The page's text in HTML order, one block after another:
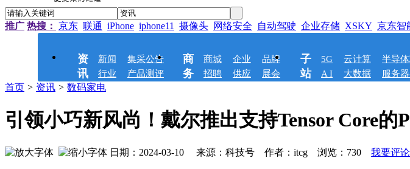
推广 热搜： 京东 联通 iPhone iphone11 摄像头 网络安全 自动驾驶 企业存储 XSKY 京东智
资
讯
新闻
集采公告
行业
产品测评
商
务
商城 企业
品牌
招聘
供应 展会
子
站
5G 云计算 半导
A I
大数据 服务
首页 > 资讯 > 数码家电
引领小巧新风尚！戴尔推出支持Tensor Core的
日期：2024-03-10 来源：科技号 作者：itcg 浏览： 730 我要评论